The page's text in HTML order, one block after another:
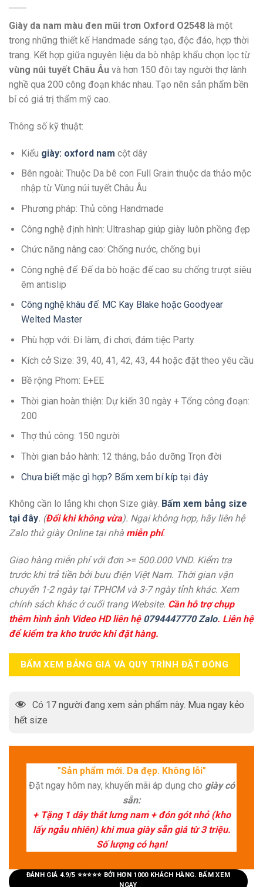
Giày da nam màu đen mũi trơn Oxford O2548 l à một
trong những thiết kế Handmade sáng tạo, độc đáo, hợp thời
trang. Kết hợp giữa nguyên liệu da bò nhập khẩu chọn lọc từ
vùng núi tuyết Châu Âu và hơn 150 đôi tay người thợ lành
nghề qua 200 công đoạn khác nhau. Tạo nên sản phẩm bền
bỉ có giá trị thẩm mỹ cao.
Thông số kỹ thuật:
Kiểu giày: oxford nam cột dây
Bên ngoài: Thuộc Da bê con Full Grain thuộc da thảo mộc
nhập từ Vùng núi tuyết Châu Âu
Phương pháp: Thủ công Handmade
Công nghệ định hình: Ultrashap giúp giày luôn phồng đẹp
Chức năng nâng cao: Chống nước, chống bụi
Công nghệ đế: Đế da bò hoặc đế cao su chống trượt siêu
êm antislip
Công nghệ khâu đế: MC Kay Blake hoặc Goodyear
Welted Master
Phù hợp với: Đi làm, đi chơi, đám tiệc Party
Kích cở Size: 39, 40, 41, 42, 43, 44 hoặc đặt theo yêu cầu
Bề rộng Phom: E+EE
Thời gian hoàn thiện: Dự kiến 30 ngày + Tổng công đoạn:
200
Thợ thủ công: 150 người
Thời gian bảo hành: 12 tháng, bảo dưỡng Trọn đời
Chưa biết mặc gì hợp? Bấm xem bí kíp tại đây
Không cần lo lắng khi chọn Size giày. Bấm xem bảng size
tại đây. (Đổi khi không vừa). Ngại không hợp, hãy liên hệ
Zalo thử giày Online tại nhà miễn phí.
Giao hàng miễn phí với đơn >= 500.000 VND. Kiểm tra
trước khi trả tiền bởi bưu điện Việt Nam. Thời gian vận
chuyển 1-2 ngày tại TPHCM và 3-7 ngày tỉnh khác. Xem
chính sách khác ở cuối trang Website. Cần hỗ trợ chụp
thêm hình ảnh Video HD liên hệ 0794447770 Zalo. Liên hệ
để kiểm tra kho trước khi đặt hàng.
BẤM XEM BẢNG GIÁ VÀ QUY TRÌNH ĐẶT ĐÓNG
Có 17 người đang xem sản phẩm này. Mua ngay kẻo
hết size
"Sản phẩm mới. Da đẹp. Không lỗi"
Đặt ngay hôm nay, khuyến mãi áp dụng cho giày có
sẵn:
+ Tặng 1 dây thắt lưng nam + đón gót nhỏ (kho
lấy ngẫu nhiên) khi mua giày sẵn giá từ 3 triệu.
Số lượng có hạn!
ĐÁNH GIÁ 4.9/5 ⭐⭐⭐⭐⭐ BỞI HƠN 1000 KHÁCH HÀNG. BẤM XEM
NGAY